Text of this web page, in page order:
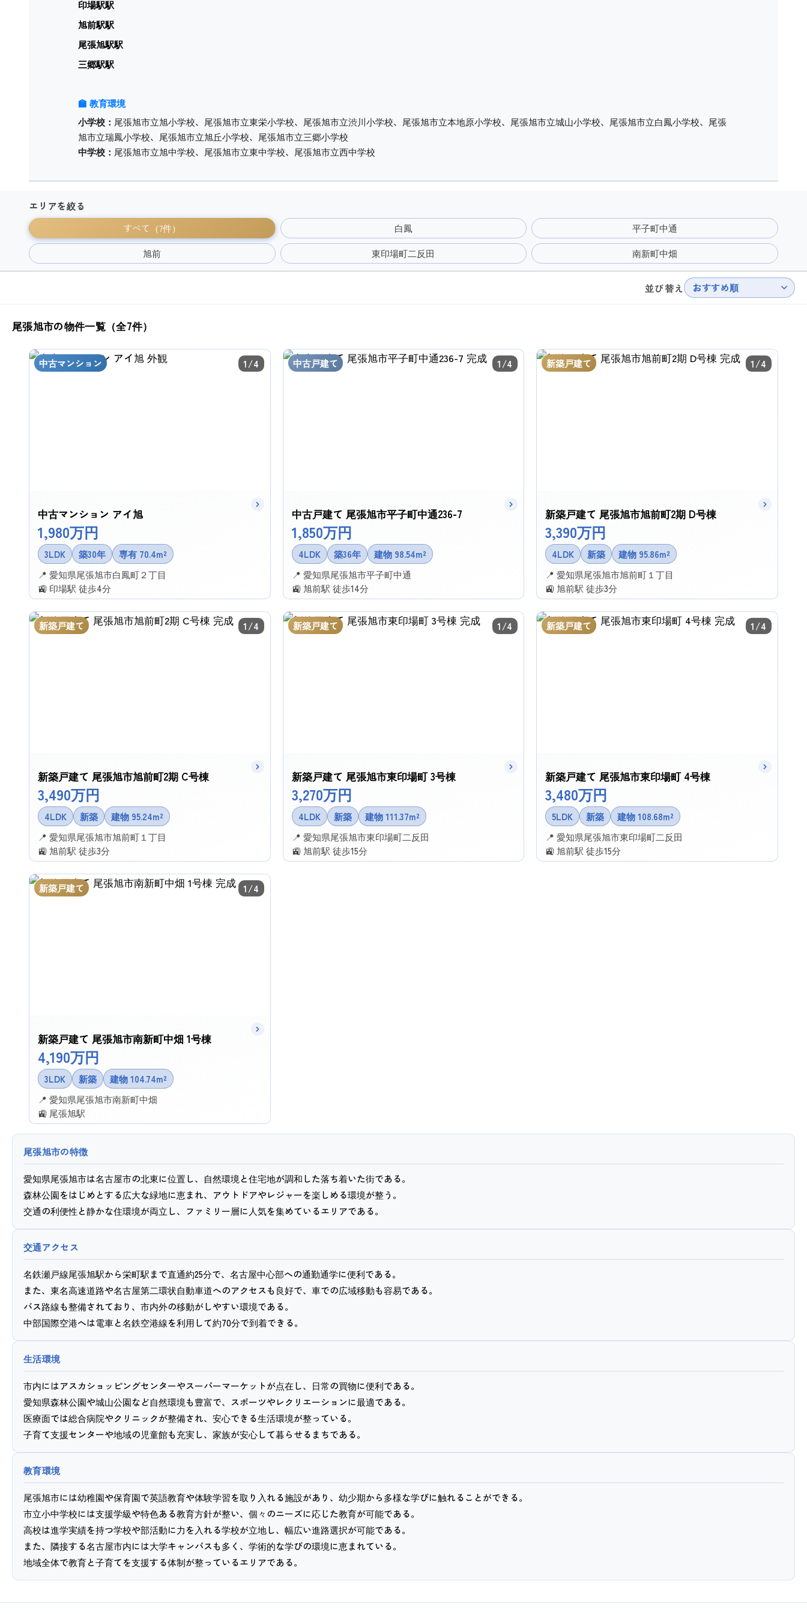
印場駅駅
旭前駅駅
尾張旭駅駅
三郷駅駅
🏫 教育環境
小学校： 尾張旭市立旭小学校、尾張旭市立東栄小学校、尾張旭市立渋川小学校、尾張旭市立本地原小学校、尾張旭市立城山小学校、尾張旭市立白鳳小学校、尾張
旭市立瑞鳳小学校、尾張旭市立旭丘小学校、尾張旭市立三郷小学校
中学校： 尾張旭市立旭中学校、尾張旭市立東中学校、尾張旭市立西中学校
エリアを絞る
すべて（7件）
白鳳
平子町中通
旭前
東印場町二反田 南新町中畑
並び替え おすすめ順
尾張旭市の物件一覧（全7件）
中古マンション 1/4
中古マンション アイ旭
1,980万円
3LDK 築30年
専有 70.4m²
📍 愛知県尾張旭市白鳳町２丁目
🚉 印場駅 徒歩4分
✉ この物件に問い合わせる
中古戸建て 1/4
中古戸建て 尾張旭市平子町中通236-7
1,850万円
4LDK 築36年
建物 98.54m²
📍 愛知県尾張旭市平子町中通
🚉 旭前駅 徒歩14分
✉ この物件に問い合わせる
新築戸建て 1/4
新築戸建て 尾張旭市旭前町2期 D号棟
3,390万円
4LDK 新築
建物 95.86m²
📍 愛知県尾張旭市旭前町１丁目
🚉 旭前駅 徒歩3分
✉ この物件に問い合わせる
新築戸建て 1/4
新築戸建て 尾張旭市旭前町2期 C号棟
3,490万円
4LDK 新築
建物 95.24m²
📍 愛知県尾張旭市旭前町１丁目
🚉 旭前駅 徒歩3分
✉ この物件に問い合わせる
新築戸建て 1/4
新築戸建て 尾張旭市東印場町 3号棟
3,270万円
4LDK 新築
建物 111.37m²
📍 愛知県尾張旭市東印場町二反田
🚉 旭前駅 徒歩15分
新築戸建て 1/4
新築戸建て 尾張旭市東印場町 4号棟
3,480万円
5LDK 新築
建物 108.68m²
📍 愛知県尾張旭市東印場町二反田
🚉 旭前駅 徒歩15分
新築戸建て 1/4
新築戸建て 尾張旭市南新町中畑 1号棟
4,190万円
3LDK 新築
建物 104.74m²
📍 愛知県尾張旭市南新町中畑
🚉 尾張旭駅
尾張旭市の特徴
愛知県尾張旭市は名古屋市の北東に位置し、自然環境と住宅地が調和した落ち着いた街である。
森林公園をはじめとする広大な緑地に恵まれ、アウトドアやレジャーを楽しめる環境が整う。
交通アクセス
名鉄瀬戸線尾張旭駅から栄町駅まで直通約25分で、名古屋中心部への通勤通学に便利である。
また、東名高速道路や名古屋第二環状自動車道へのアクセスも良好で、車での広域移動も容易である。
バス路線も整備されており、市内外の移動がしやすい環境である。
生活環境
市内にはアスカショッピングセンターやスーパーマーケットが点在し、日常の買物に便利である。
愛知県森林公園や城山公園など自然環境も豊富で、スポーツやレクリエーションに最適である。
医療面では総合病院やクリニックが整備され、安心できる生活環境が整っている。
教育環境
尾張旭市には幼稚園や保育園で英語教育や体験学習を取り入れる施設があり、幼少期から多様な学びに触れることができる。
市立小中学校には支援学級や特色ある教育方針が整い、個々のニーズに応じた教育が可能である。
高校は進学実績を持つ学校や部活動に力を入れる学校が立地し、幅広い進路選択が可能である。
また、隣接する名古屋市内には大学キャンパスも多く、学術的な学びの環境に恵まれている。